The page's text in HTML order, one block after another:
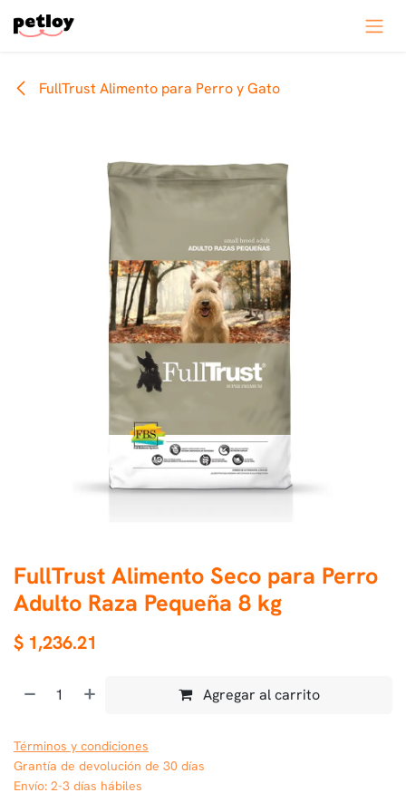
FullTrust Alimento para Perro y Gato
FullTrust Alimento Seco para Perro
Adulto Raza Pequeña 8 kg
$ 1,236.21
Agregar al carrito
Términos y condiciones
Grantía de devolución de 30 días
Envío: 2-3 días hábiles